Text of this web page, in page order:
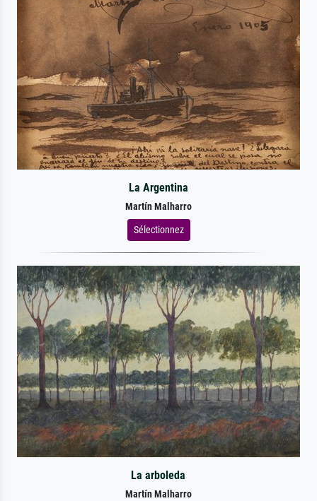
La Argentina
Martín Malharro
Sélectionnez
La arboleda
Martín Malharro